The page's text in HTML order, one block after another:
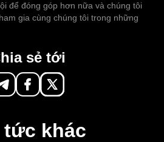
để đóng góp hơn nữa và chúng tôi
gia cùng chúng tôi trong những
sẻ tới
tức khác